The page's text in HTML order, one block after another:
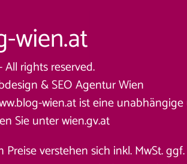
rights reserved.
&SEO Agentur Wien
wien.at ist eine
Sie unterwien.gv.at
Preise verstehen sich inkl. MwSt.